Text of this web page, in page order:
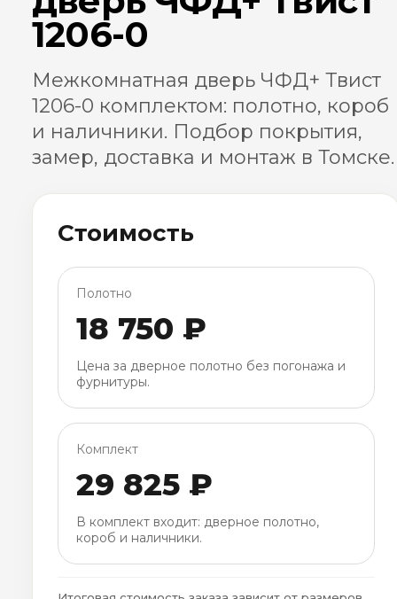
1206-0
Межкомнатная дверь ЧФД+ Твист
1206-0 комплектом: полотно, короб
и наличники. Подбор покрытия,
замер, доставка и монтаж в Томске.
Стоимость
Полотно
18 750 ₽
Цена за дверное полотно без погонажа и
фурнитуры.
Комплект
29 825 ₽
В комплект входит: дверное полотно,
короб и наличники.